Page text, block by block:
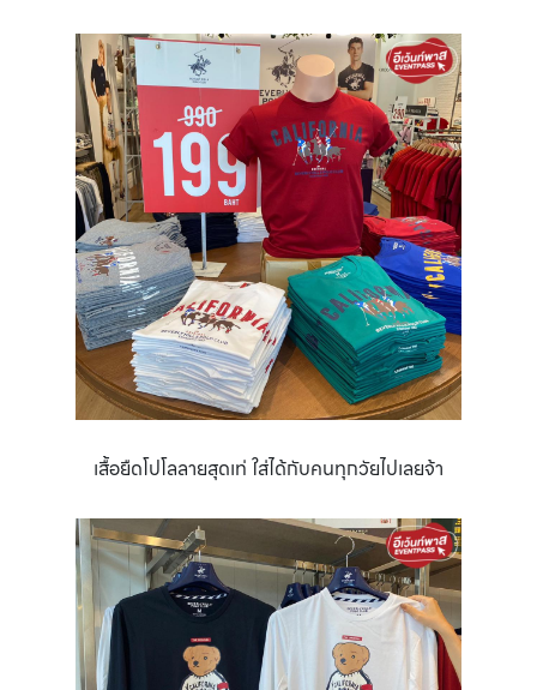
เสื้อยืดโปโลลายสุดเท่ ใส่ได้กับคนทุกวัยไปเลยจ้า